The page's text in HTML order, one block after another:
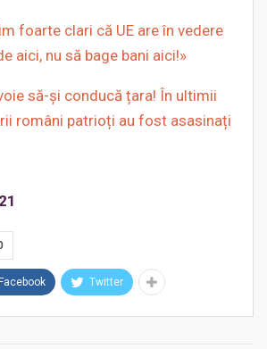
foarte clari că UE are în vedere
aici, nu să bage bani aici!»
să-și conducă țara! În ultimii
români patrioți au fost asasinați
Facebook Twitter